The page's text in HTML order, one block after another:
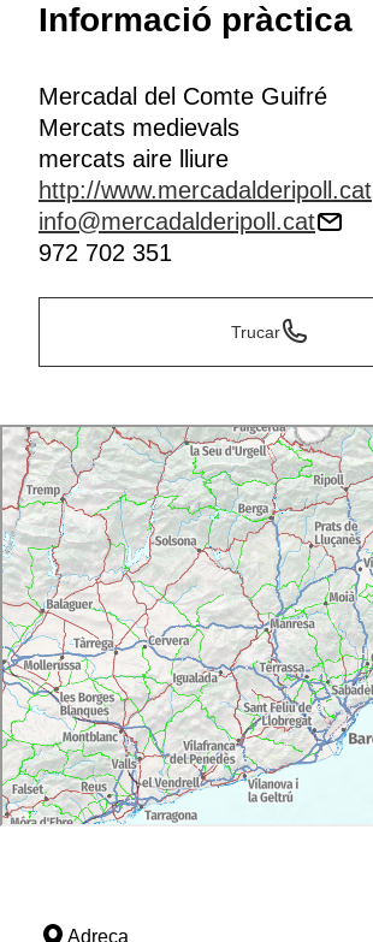
Informació pràctica
Mercadal del Comte Guifré
Mercats medievals
mercats aire lliure
http://www.mercadalderipoll.cat
info@mercadalderipoll.cat
972 702 351
Trucar
Adreça